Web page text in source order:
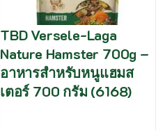
TBD Versele-Laga
Nature Hamster 700g –
อาหารสำหรับหนูแฮมส
เตอร์ 700 กรัม (6168)